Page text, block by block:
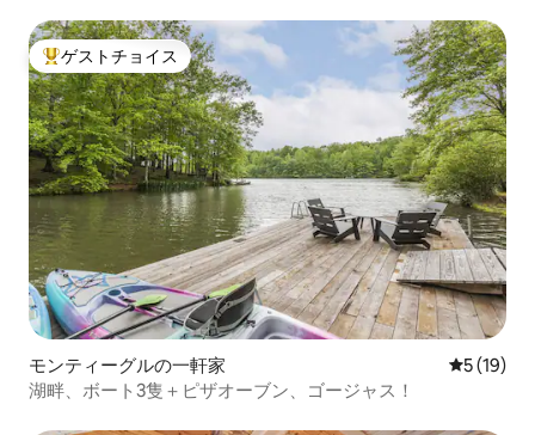
大好評のゲストチョイスです。
ゲストチョイス
モンティーグルの一軒家 レビュー
5 (19)
湖畔、ボート3隻＋ピザオーブン、ゴージャス！